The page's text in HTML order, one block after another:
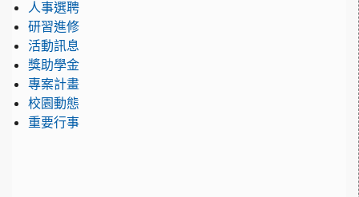
人事選聘
研習進修
活動訊息
獎助學金
專案計畫
校園動態
重要行事